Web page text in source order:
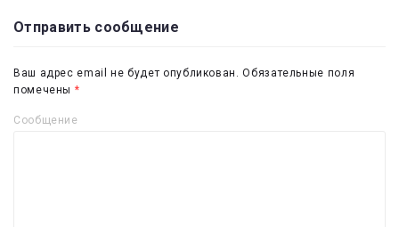
Отправить сообщение
Ваш адрес email не будет опубликован. Обязательные поля
помечены *
Сообщение